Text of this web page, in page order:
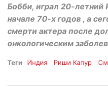
Бобби, играл 20-
начале 70-х годов , а
смерти актера после
онкологическим
Теги Индия Риши Капур